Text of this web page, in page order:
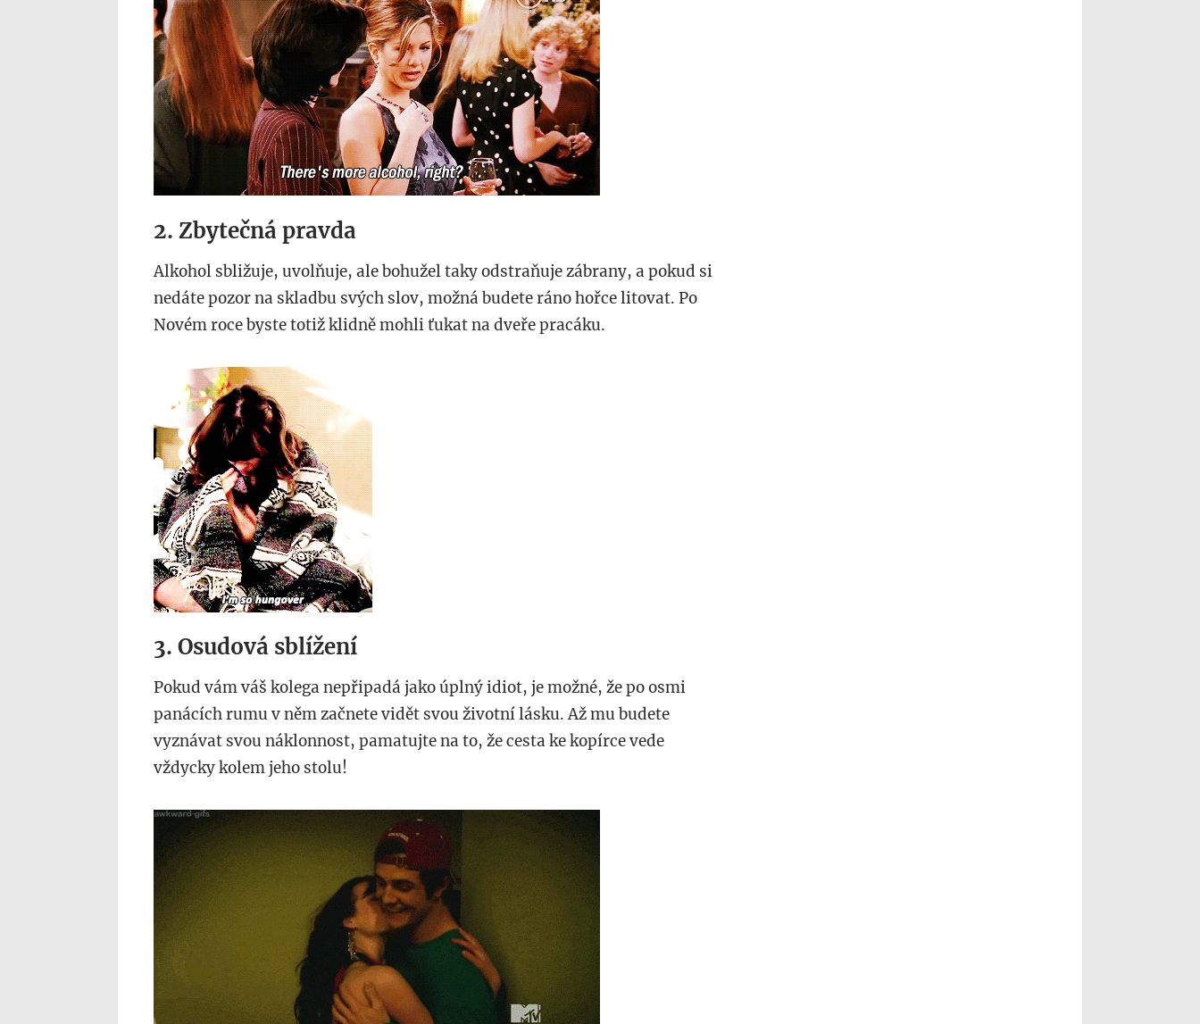
pr.gif
2. Zbytečná pravda
Alkohol sbližuje, uvolňuje, ale bohužel taky odstraňuje zábrany, a pokud si
nedáte pozor na skladbu svých slov, možná budete ráno hořce litovat. Po
Novém roce byste totiž klidně mohli ťukat na dveře pracáku.
koc.gif
3. Osudová sblížení
Pokud vám váš kolega nepřipadá jako úplný idiot, je možné, že po osmi
panácích rumu v něm začnete vidět svou životní lásku. Až mu budete
vyznávat svou náklonnost, pamatujte na to, že cesta ke kopírce vede
vždycky kolem jeho stolu!
op_2.gif